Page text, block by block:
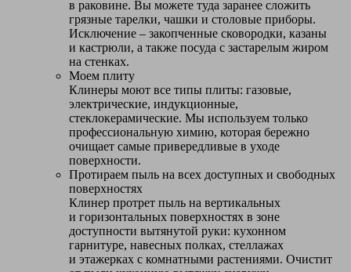
в раковине. Вы можете туда заранее сложить
грязные тарелки, чашки и столовые приборы.
Исключение – закопченные сковородки, казаны
и кастрюли, а также посуда с застарелым жиром
на стенках.
Моем плиту
Клинеры моют все типы плиты: газовые,
электрические, индукционные,
стеклокерамические. Мы используем только
профессиональную химию, которая бережно
очищает самые привередливые в уходе
поверхности.
Протираем пыль на всех доступных и свободных
поверхностях
Клинер протрет пыль на вертикальных
и горизонтальных поверхностях в зоне
доступности вытянутой руки: кухонном
гарнитуре, навесных полках, стеллажах
и этажерках с комнатными растениями. Очистит